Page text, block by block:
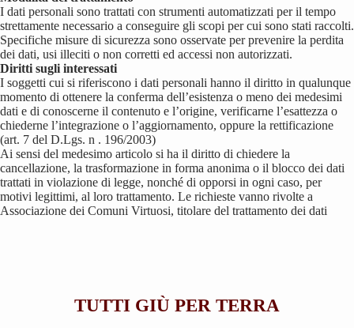
I dati personali sono trattati con strumenti automatizzati per il tempo
strettamente necessario a conseguire gli scopi per cui sono stati raccolti.
Specifiche misure di sicurezza sono osservate per prevenire la perdita
dei dati, usi illeciti o non corretti ed accessi non autorizzati.
Diritti sugli interessati
I soggetti cui si riferiscono i dati personali hanno il diritto in qualunque
momento di ottenere la conferma dell’esistenza o meno dei medesimi
dati e di conoscerne il contenuto e l’origine, verificarne l’esattezza o
chiederne l’integrazione o l’aggiornamento, oppure la rettificazione
(art. 7 del D.Lgs. n . 196/2003)
Ai sensi del medesimo articolo si ha il diritto di chiedere la
cancellazione, la trasformazione in forma anonima o il blocco dei dati
trattati in violazione di legge, nonché di opporsi in ogni caso, per
motivi legittimi, al loro trattamento. Le richieste vanno rivolte a
Associazione dei Comuni Virtuosi, titolare del trattamento dei dati
TUTTI GIÙ PER TERRA